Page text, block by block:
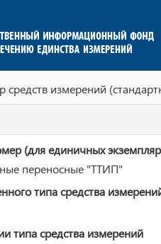
средств измерений
(для единичных
переносные "ТТИП"
типа средства
типа средства измерений